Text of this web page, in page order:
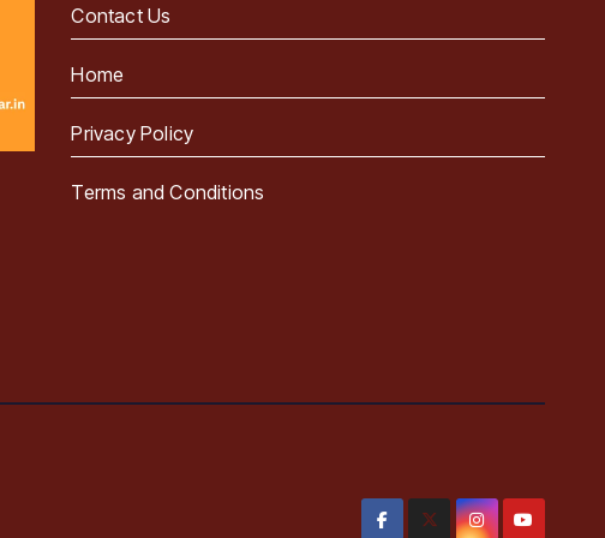
Contact Us
Home
Privacy Policy
Terms and Conditions